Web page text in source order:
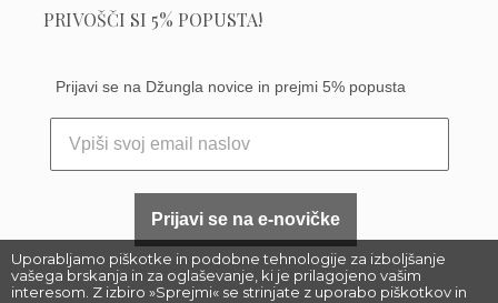
Uporabljamo piškotke in podobne tehnologije za izboljšanje
vašega brskanja in za oglaševanje, ki je prilagojeno vašim
interesom. Z izbiro »Sprejmi« se strinjate z uporabo piškotkov in
PRIVOŠČI SI 5% POPUSTA!
Prijavi se na Džungla novice in prejmi 5% popusta
Prijavi se na e-novičke